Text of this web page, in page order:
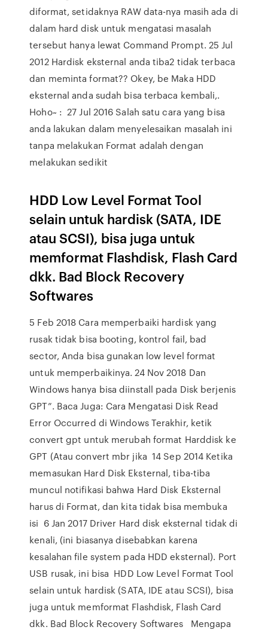
diformat, setidaknya RAW data-nya masih ada di
dalam hard disk untuk mengatasi masalah
tersebut hanya lewat Command Prompt. 25 Jul
2012 Hardisk eksternal anda tiba2 tidak terbaca
dan meminta format?? Okey, be Maka HDD
eksternal anda sudah bisa terbaca kembali,.
Hoho~ : 27 Jul 2016 Salah satu cara yang bisa
anda lakukan dalam menyelesaikan masalah ini
tanpa melakukan Format adalah dengan
melakukan sedikit
HDD Low Level Format Tool
selain untuk hardisk (SATA, IDE
atau SCSI), bisa juga untuk
memformat Flashdisk, Flash Card
dkk. Bad Block Recovery
Softwares
5 Feb 2018 Cara memperbaiki hardisk yang
rusak tidak bisa booting, kontrol fail, bad
sector, Anda bisa gunakan low level format
untuk memperbaikinya. 24 Nov 2018 Dan
Windows hanya bisa diinstall pada Disk berjenis
GPT”. Baca Juga: Cara Mengatasi Disk Read
Error Occurred di Windows Terakhir, ketik
convert gpt untuk merubah format Harddisk ke
GPT (Atau convert mbr jika 14 Sep 2014 Ketika
memasukan Hard Disk Eksternal, tiba-tiba
muncul notifikasi bahwa Hard Disk Eksternal
harus di Format, dan kita tidak bisa membuka
isi 6 Jan 2017 Driver Hard disk eksternal tidak di
kenali, (ini biasanya disebabkan karena
kesalahan file system pada HDD eksternal). Port
USB rusak, ini bisa HDD Low Level Format Tool
selain untuk hardisk (SATA, IDE atau SCSI), bisa
juga untuk memformat Flashdisk, Flash Card
dkk. Bad Block Recovery Softwares Mengapa